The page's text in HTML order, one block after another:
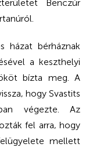
Benczúr
házat bérháznak
a keszthelyi
bízta meg. A
hogy Svastits
végezte. Az
fel arra, hogy
mellett